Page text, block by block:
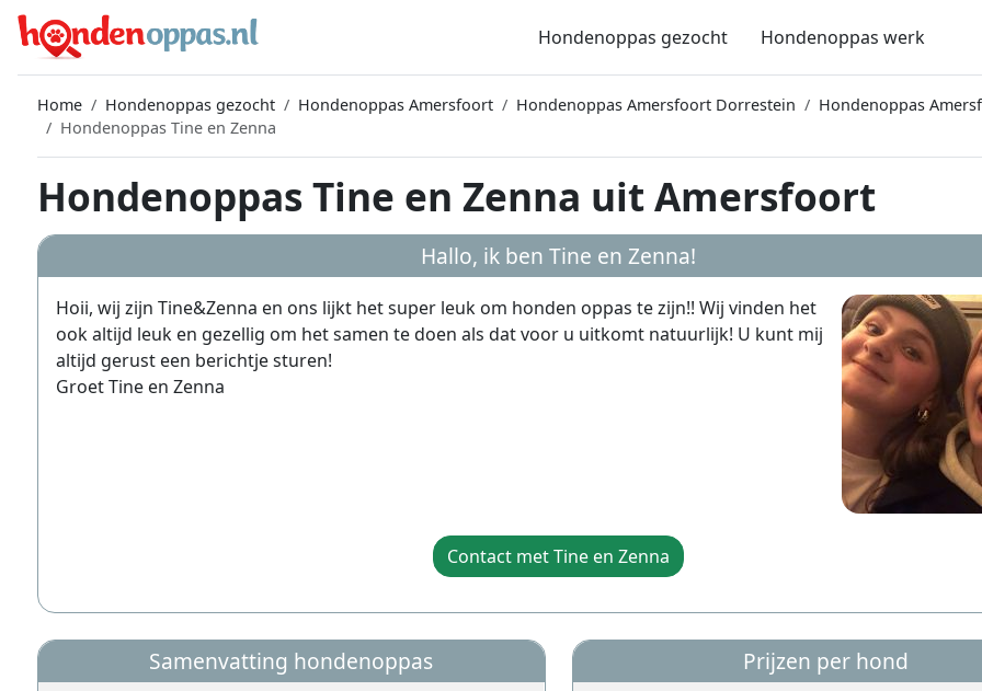
Hondenoppas gezocht Hondenoppas werk
Home Hondenoppas gezocht Hondenoppas Amersfoort Hondenoppas Amersfoort Dorrestein
Hondenoppas
Hondenoppas Tine en Zenna
Hondenoppas Tine en Zenna uit Amersfoort
Hallo, ik ben Tine en Zenna!
Hoii, wij zijn Tine&Zenna en ons lijkt het super leuk om honden oppas te zijn!! Wij vinden het
ook altijd leuk en gezellig om het samen te doen als dat voor u uitkomt natuurlijk! U kunt mij
altijd gerust een berichtje sturen!
Groet Tine en Zenna
Contact met Tine en Zenna
Samenvatting hondenoppas Prijzen per hond